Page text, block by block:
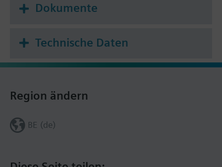
Dokumente
Technische Daten
Region ändern
BE (de)